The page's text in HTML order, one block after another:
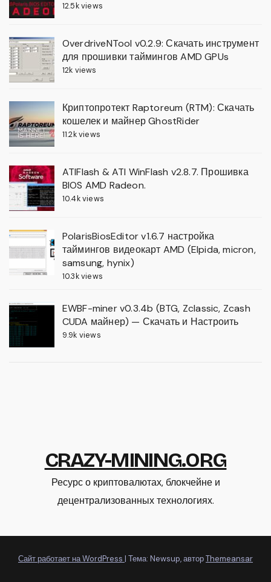
12.5k views
OverdriveNTool v0.2.9: Скачать инструмент
для прошивки таймингов AMD GPUs
12k views
Криптопротект Raptoreum (RTM): Скачать
кошелек и майнер GhostRider
11.2k views
ATIFlash & ATI WinFlash v2.8.7. Прошивка
BIOS AMD Radeon.
10.4k views
PolarisBiosEditor v1.6.7 настройка
таймингов видеокарт AMD (Elpida, micron,
samsung, hynix)
10.3k views
EWBF-miner v0.3.4b (BTG, Zclassic, Zcash
CUDA майнер) — Скачать и Настроить
9.9k views
CRAZY-MINING.ORG
Ресурс о криптовалютах, блокчейне и
децентрализованных технологиях.
Сайт работает на WordPress | Тема: Newsup, авторThemeansar